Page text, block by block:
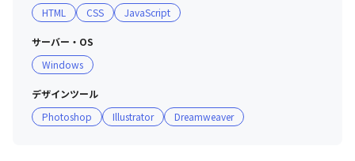
HTML CSS JavaScript
サーバー・OS
Windows
デザインツール
Photoshop
Illustrator Dreamweaver